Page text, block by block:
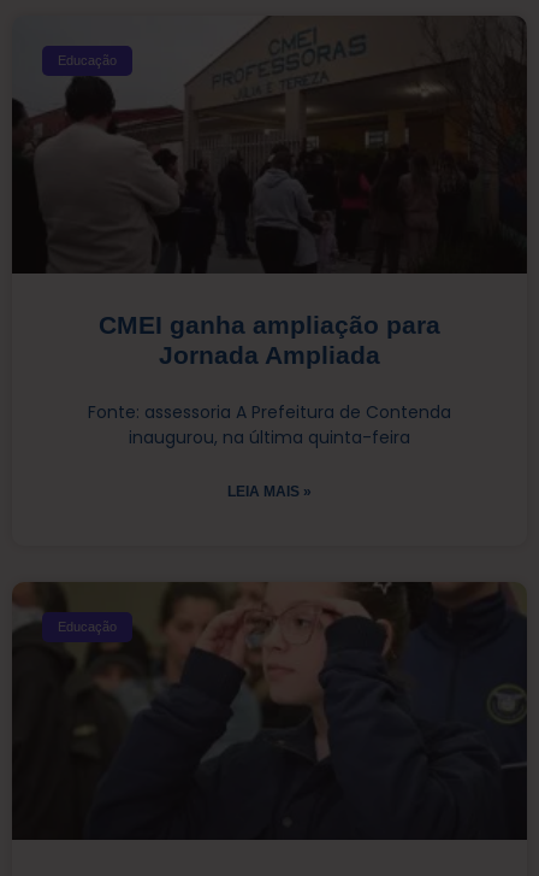
Educação
CMEI ganha ampliação para
Jornada Ampliada
Fonte: assessoria A Prefeitura de Contenda
inaugurou, na última quinta-feira
LEIA MAIS »
Educação